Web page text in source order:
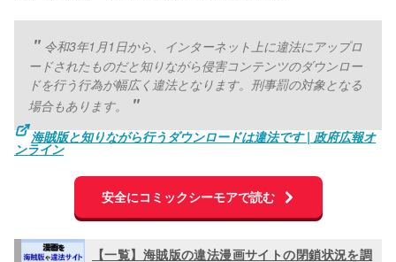
令和3年1月1日から、インターネット上に違法にアップロ
ードされたものだと知りながら侵害コンテンツのダウンロー
ドを行う行為が幅広く違法となります。刑事罰の対象となる
場合もあります。
海賊版と知りながら行うダウンロードは違法です | 政府広報オ
ンライン
安全にコミックシーモアで読む
【一覧】海賊版の違法漫画サイトの閉鎖状況を調